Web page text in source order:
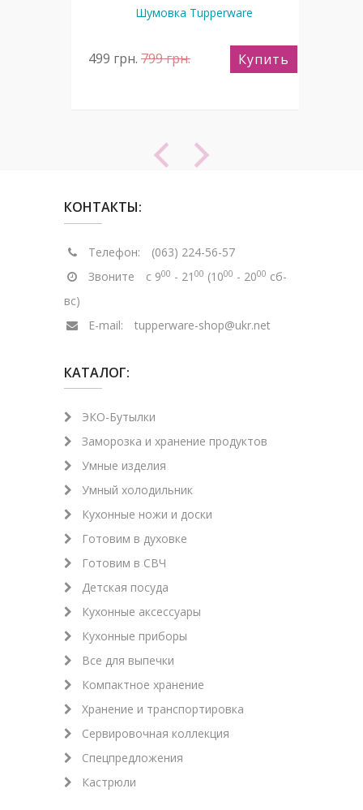
Шумовка Tupperware
499 грн. 799грн. Купить
КОНТАКТЫ:
Телефон:
(063) 224-56-57
Звоните
с 900 - 21 00 (1000 - 2000 сб-
вс)
E-mail:
tupperware-shop@ukr.net
КАТАЛОГ:
ЭКО-Бутылки
Заморозка и хранение продуктов
Умные изделия
Умный холодильник
Кухонные ножи и доски
Готовим в духовке
Готовим в СВЧ
Детская посуда
Кухонные аксессуары
Кухонные приборы
Все для выпечки
Компактное хранение
Хранение и транспортировка
Сервировочная коллекция
Спецпредложения
Кастрюли